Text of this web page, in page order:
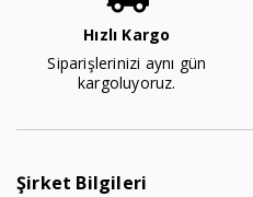
Hızlı Kargo
Siparişlerinizi aynı gün
kargoluyoruz.
Şirket Bilgileri